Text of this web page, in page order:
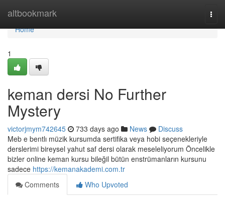
altbookmark
Home
Home
1
keman dersi No Further
Mystery
victorjmym742645 733 days ago News
Discuss
Meb e bentlı müzik kursumda sertifika veya hobi seçenekleriyle
derslerimi bireysel yahut saf dersi olarak meseleliyorum Öncelikle
bizler online keman kursu bileğil bütün enstrümanların kursunu
sadece https://kemanakademi.com.tr
Comments
Who Upvoted